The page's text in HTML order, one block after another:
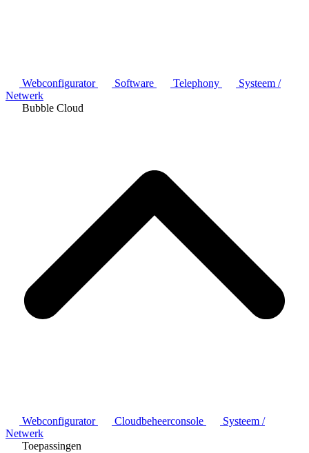
Webconfigurator Software Telephony
Systeem /
Netwerk
Bubble Cloud
Webconfigurator Cloudbeheerconsole
Systeem /
Netwerk
Toepassingen